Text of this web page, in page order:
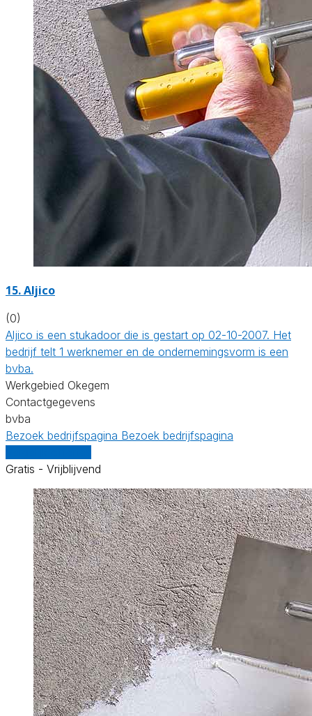
15. Aljico
(0)
Aljico is een stukadoor die is gestart op 02-10-2007. Het
bedrijf telt 1 werknemer en de ondernemingsvorm is een
bvba.
Werkgebied Okegem
Contactgegevens
bvba
Bezoek bedrijfspagina Bezoek bedrijfspagina
Gratis - Vrijblijvend